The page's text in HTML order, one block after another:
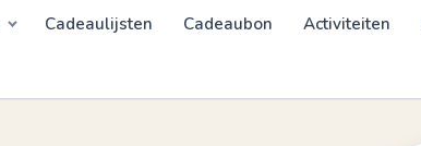
Cadeaulijsten Cadeaubon Activiteiten